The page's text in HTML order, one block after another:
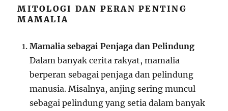
MITOLOGI DAN PERAN PENTING
MAMALIA
Mamalia sebagai Penjaga dan Pelindung
Dalam banyak cerita rakyat, mamalia
berperan sebagai penjaga dan pelindung
manusia. Misalnya, anjing sering muncul
sebagai pelindung yang setia dalam banyak